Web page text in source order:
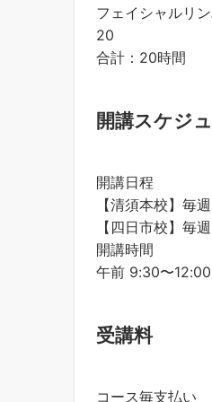
フェイシャルリ
20
合計：20時間
開講スケジ
開講日程
【清須本校】毎
【四日市校】毎
開講時間
午前 9:30〜
受講料
コース毎支払い